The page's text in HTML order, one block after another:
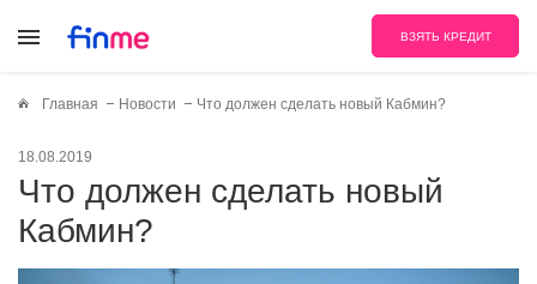
ВЗЯТЬ КРЕДИТ
Главная Новости Что должен сделать новый Кабмин?
18.08.2019
Что должен сделать новый
Кабмин?